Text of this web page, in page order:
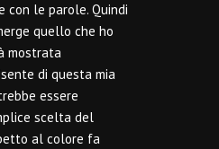
con le parole. Quindi
quello che ho
mostrata
di questa mia
essere
scelta del
al colore fa